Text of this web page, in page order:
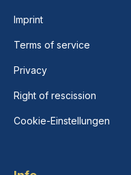
Imprint
Terms of service
Privacy
Right of rescission
Cookie-Einstellungen